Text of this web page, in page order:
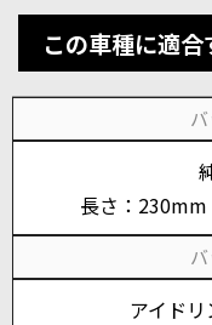
この車種に適
長さ：
アイド